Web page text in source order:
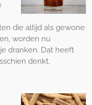
die altijd als gewone
worden nu
dranken. Dat heeft
denkt.